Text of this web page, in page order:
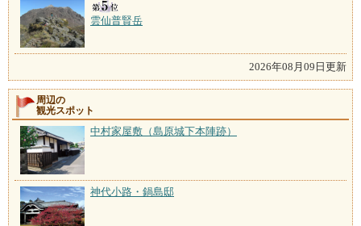
雲仙普賢岳
2026年08月09日更新
周辺の
観光スポット
中村家屋敷（島原城下本陣跡）
神代小路・鍋島邸